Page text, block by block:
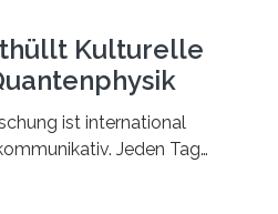
Kulturelle
ist international
Jeden Tag
zusammenarbeiten. Neue